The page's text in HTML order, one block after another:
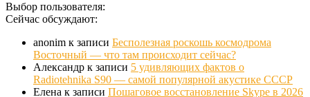
Выбор пользователя:
Сейчас обсуждают:
anonim к записи Бесполезная роскошь космодрома
Восточный — что там происходит сейчас?
Александр к записи 5 удивляющих фактов о
Radiotehnika S90 — самой популярной акустике СССР
Елена к записи Пошаговое восстановление Skype в 2026